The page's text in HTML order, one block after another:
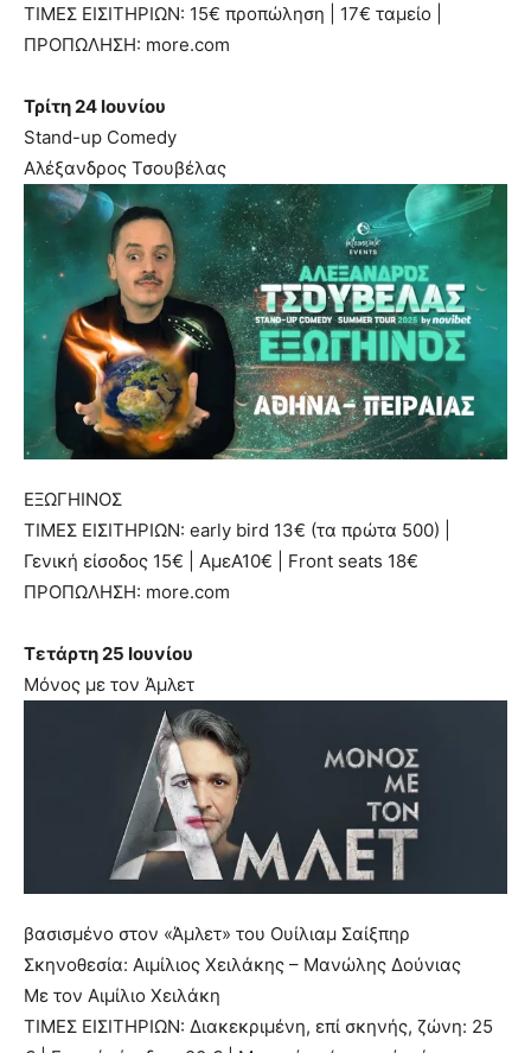
ΤΙΜΕΣ ΕΙΣΙΤΗΡΙΩΝ: 15€ προπώληση | 17€ ταμείο |
ΠΡΟΠΩΛΗΣΗ: more.com
Τρίτη 24 Ιουνίου
Stand-up Comedy
Αλέξανδρος Τσουβέλας
ΕΞΩΓΗΙΝΟΣ
ΤΙΜΕΣ ΕΙΣΙΤΗΡΙΩΝ: early bird 13€ (τα πρώτα 500) |
Γενική είσοδος 15€ | ΑμεΑ10€ | Front seats 18€
ΠΡΟΠΩΛΗΣΗ: more.com
Τετάρτη 25 Ιουνίου
Μόνος με τον Άμλετ
βασισμένο στον «Άμλετ» του Ουίλιαμ Σαίξπηρ
Σκηνοθεσία: Αιμίλιος Χειλάκης – Μανώλης Δούνιας
Με τον Αιμίλιο Χειλάκη
ΤΙΜΕΣ ΕΙΣΙΤΗΡΙΩΝ: Διακεκριμένη, επί σκηνής, ζώνη: 25